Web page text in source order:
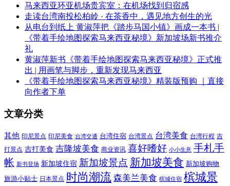
马来西亚环亚机场贵宾室：在机场找到归宿感
走读台湾南投松柏岭 · 在茶香中，遇见地方创生的光
从电台到纸上 黄淑萍把《踏步马国小镇》画成一本书 |
《带着手绘地图探索马来西亚秘境》新加坡场新书推介
礼
黄淑萍新书《带着手绘地图探索马来西亚秘境》正式推
出 | 用画笔与脚步，重新发现马来西亚
《带着手绘地图探索马来西亚秘境》精装版预购 ｜直接
向作者下单
文章分类
其他 印尼景点 印尼美食 台湾交通 台湾住宿 台湾景点 台湾美食 台湾行程 吉
打景点 吉打美食 吉隆坡美食 商业资讯 喜好嗜好 小小生意 手札手
帐 新书登场 新加坡住宿 新加坡景点 新加坡美食 新加坡购物
旅游小贴士 日本景点 时尚潮流 森美兰美食 槟城住宿 槟城景